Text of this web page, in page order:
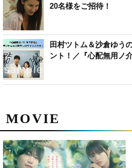
MOVIE
20名様をご招待！
田村ツトム＆沙倉ゆう
ント！／『心配無用ノ